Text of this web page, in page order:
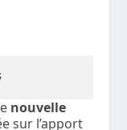
nouvelle
sur l’apport